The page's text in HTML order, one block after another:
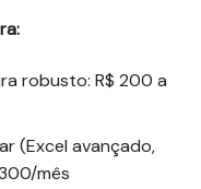
robusto: R$ 200 a
(Excel avançado,
mês